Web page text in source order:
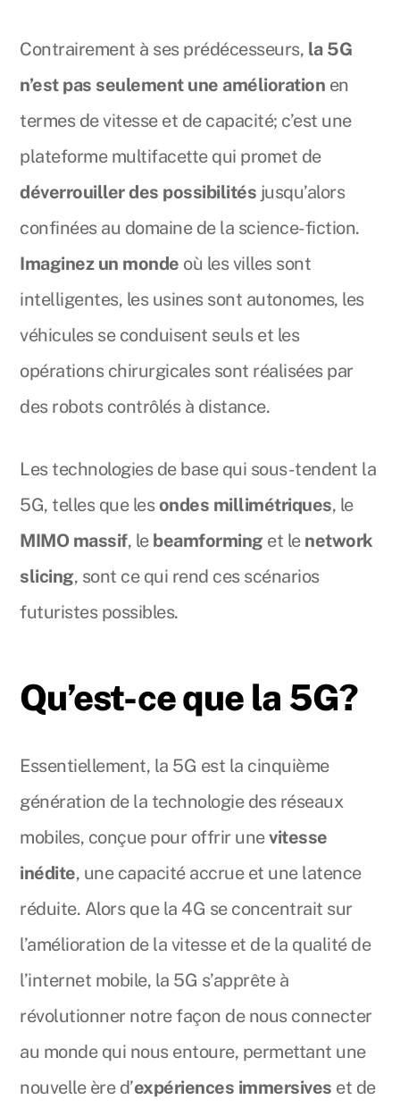
Contrairement à ses prédécesseurs, la 5G
n’est pas seulement une amélioration en
termes de vitesse et de capacité; c’est une
plateforme multifacette qui promet de
déverrouiller des possibilités jusqu’alors
confinées au domaine de la science-fiction.
Imaginez un monde où les villes sont
intelligentes, les usines sont autonomes, les
véhicules se conduisent seuls et les
opérations chirurgicales sont réalisées par
des robots contrôlés à distance.
Les technologies de base qui sous-tendent la
5G, telles que lesondes millimétriques, le
MIMO massif, le beamforming et le network
slicing, sont ce qui rend ces scénarios
futuristes possibles.
Qu’est-ce que la 5G?
Essentiellement, la 5G est la cinquième
génération de la technologie des réseaux
mobiles, conçue pour offrir unevitesse
inédite, une capacité accrue et une latence
réduite. Alors que la 4G se concentrait sur
l’amélioration de la vitesse et de la qualité de
l’internet mobile, la 5G s’apprête à
révolutionner notre façon de nous connecter
au monde qui nous entoure, permettant une
nouvelle ère d’expériences immersives et de